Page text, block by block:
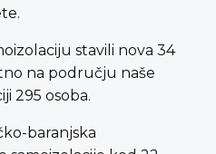
stavili nova 34
na području naše
295 osoba.
baranjska